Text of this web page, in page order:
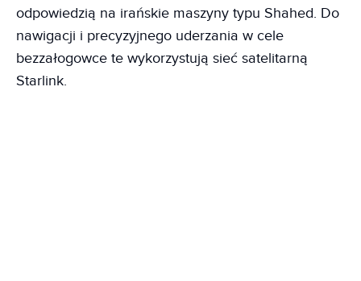
odpowiedzią na irańskie maszyny typu Shahed. Do
nawigacji i precyzyjnego uderzania w cele
bezzałogowce te wykorzystują sieć satelitarną
Starlink.